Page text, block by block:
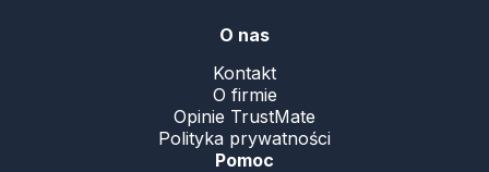
O nas
Kontakt
O firmie
Opinie TrustMate
Polityka prywatności
Pomoc